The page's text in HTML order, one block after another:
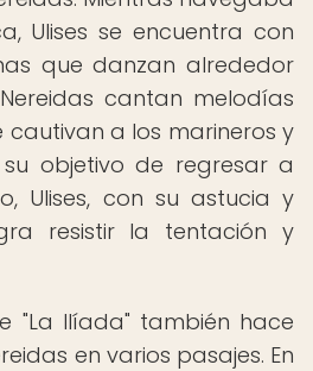
Ulises se encuentra con
que danzan alrededor
cantan melodías
a los marineros y
objetivo de regresar a
Ulises, con su astucia y
resistir la tentación y
"La Ilíada" también hace
en varios pasajes. En